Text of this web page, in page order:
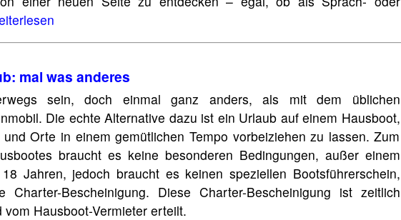
mal was anderes
sein, doch einmal ganz anders, als mit dem üblichen
Die echte Alternative dazu ist ein Urlaub auf einem Hausboot,
Orte in einem gemütlichen Tempo vorbeiziehen zu lassen. Zum
braucht es keine besonderen Bedingungen, außer einem
Jahren, jedoch braucht es keinen speziellen Bootsführerschein,
Charter-Bescheinigung. Diese Charter-Bescheinigung ist zeitlich
vom Hausboot-Vermieter erteilt.